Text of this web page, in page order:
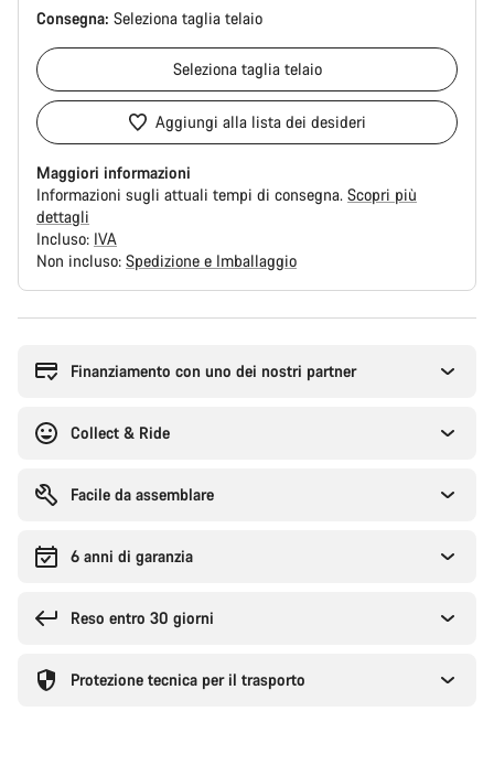
Consegna: Seleziona taglia telaio
Seleziona taglia telaio
Aggiungi alla lista dei desideri
Maggiori informazioni
Informazioni sugli attuali tempi di consegna. Scopri più
dettagli
Incluso: IVA
Non incluso: Spedizione e Imballaggio
l'acquistoFinanziamento con uno dei nostri partner
Collect & Ride
Facile da assemblare
6 anni di garanzia
Reso entro 30 giorni
Protezione tecnica per il trasporto